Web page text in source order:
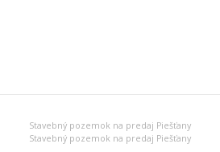
Stavebný pozemok na predaj Piešťany
Stavebný pozemok na predaj Piešťany